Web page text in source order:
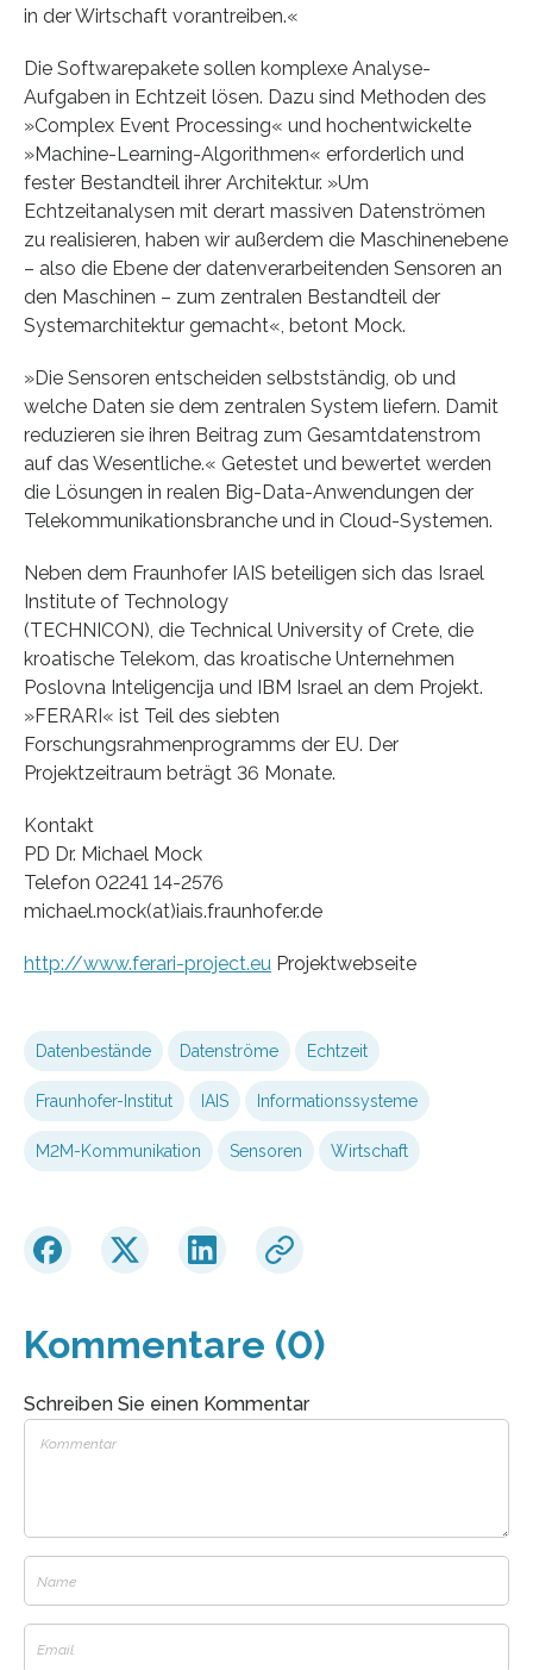
in der Wirtschaft vorantreiben.«
Die Softwarepakete sollen komplexe Analyse-
Aufgaben in Echtzeit lösen. Dazu sind Methoden des
»Complex Event Processing« und hochentwickelte
»Machine-Learning-Algorithmen« erforderlich und
fester Bestandteil ihrer Architektur. »Um
Echtzeitanalysen mit derart massiven Datenströmen
zu realisieren, haben wir außerdem die Maschinenebene
– also die Ebene der datenverarbeitenden Sensoren an
den Maschinen – zum zentralen Bestandteil der
Systemarchitektur gemacht«, betont Mock.
»Die Sensoren entscheiden selbstständig, ob und
welche Daten sie dem zentralen System liefern. Damit
reduzieren sie ihren Beitrag zum Gesamtdatenstrom
auf das Wesentliche.« Getestet und bewertet werden
die Lösungen in realen Big-Data-Anwendungen der
Telekommunikationsbranche und in Cloud-Systemen.
Neben dem Fraunhofer IAIS beteiligen sich das Israel
Institute of Technology
(TECHNICON), die Technical University of Crete, die
kroatische Telekom, das kroatische Unternehmen
Poslovna Inteligencija und IBM Israel an dem Projekt.
»FERARI« ist Teil des siebten
Forschungsrahmenprogramms der EU. Der
Projektzeitraum beträgt 36 Monate.
Kontakt
PD Dr. Michael Mock
Telefon 02241 14-2576
michael.mock(at)iais.fraunhofer.de
http://www.ferari-project.eu Projektwebseite
Datenbestände Datenströme Echtzeit
Fraunhofer-Institut IAIS Informationssysteme
M2M-Kommunikation Sensoren Wirtschaft
Kommentare (0)
Schreiben Sie einen Kommentar